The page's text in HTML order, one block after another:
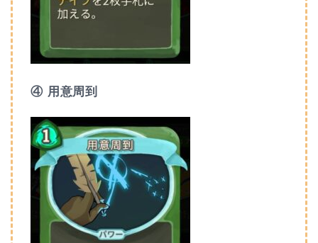
④ 用意周到